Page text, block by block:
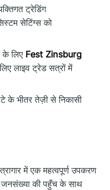
ट्रेडिंग
सेटिंग्स को
के लिए Fest Zinsburg
लाइव ट्रेड सत्रों में
के भीतर तेज़ी से निकासी
में एक महत्वपूर्ण उपकरण
जनसंख्या की पहुँच के साथ